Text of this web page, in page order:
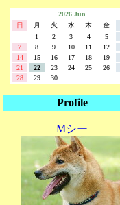
2026 Jun
日
月 火 水 木 金
1
2 3 4 5
7
8 9 10 11 12
14
15 16 17 18 19
21
22 23 24 25 26
28
29 30
Profile
Mシー